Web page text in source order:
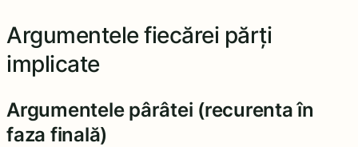
Argumentele fiecărei părți
implicate
Argumentele pârâtei (recurenta în
faza finală)